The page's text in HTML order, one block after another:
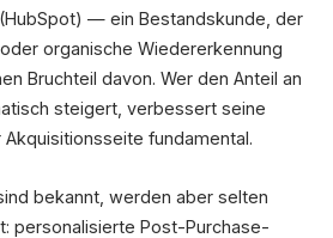
— ein Bestandskunde, der
organische Wiedererkennung
Bruchteil davon. Wer den Anteil an
steigert, verbessert seine
fundamental.
bekannt, werden aber selten
personalisierte Post-Purchase-